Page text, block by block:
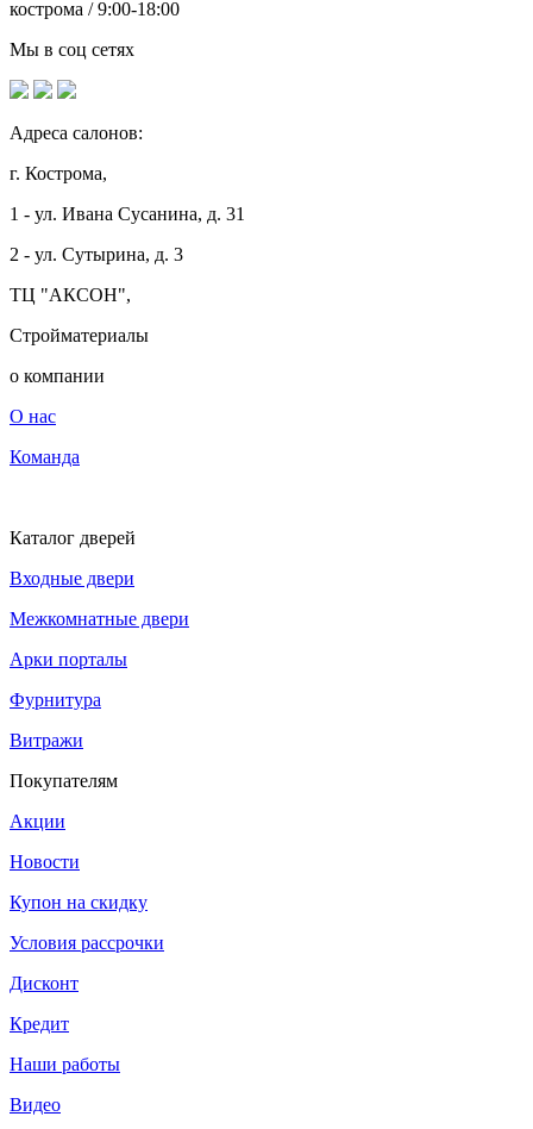
кострома / 9:00-18:00
Мы в соц сетях
Адреса салонов:
г. Кострома,
1 - ул. Ивана Сусанина, д. 31
2 - ул. Сутырина, д. 3
ТЦ "АКСОН",
Стройматериалы
о компании
О нас
Команда
Каталог дверей
Входные двери
Межкомнатные двери
Арки порталы
Фурнитура
Витражи
Покупателям
Акции
Новости
Купон на скидку
Условия рассрочки
Дисконт
Кредит
Наши работы
Видео